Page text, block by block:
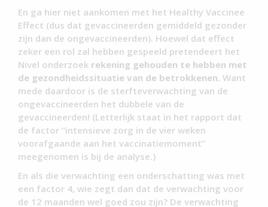
En ga hier niet aankomen met het Healthy Vaccinee
Effect (dus dat gevaccineerden gemiddeld gezonder
zijn dan de ongevaccineerden). Hoewel dat effect
zeker een rol zal hebben gespeeld pretendeert het
Nivel onderzoek rekening gehouden te hebben met
de gezondheidssituatie van de betrokkenen. Want
mede daardoor is de sterfteverwachting van de
ongevaccineerden het dubbele van de
gevaccineerden! (Letterlijk staat in het rapport dat
de factor “intensieve zorg in de vier weken
voorafgaande aan het vaccinatiemoment”
meegenomen is bij de analyse.)
En als die verwachting een onderschatting was met
een factor 4, wie zegt dan dat de verwachting voor
de 12 maanden wel goed zou zijn? De verwachting